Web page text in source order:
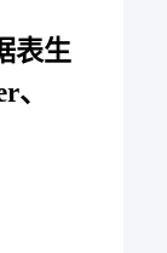
表生
、